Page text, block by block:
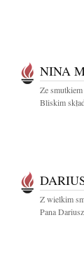
NINA
Ze
Bliskim
Z wielkim
Pana